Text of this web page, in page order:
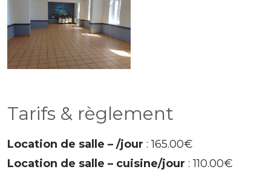
Tarifs & règlement
Location de salle – /jour : 165.00€
Location de salle – cuisine/jour : 110.00€